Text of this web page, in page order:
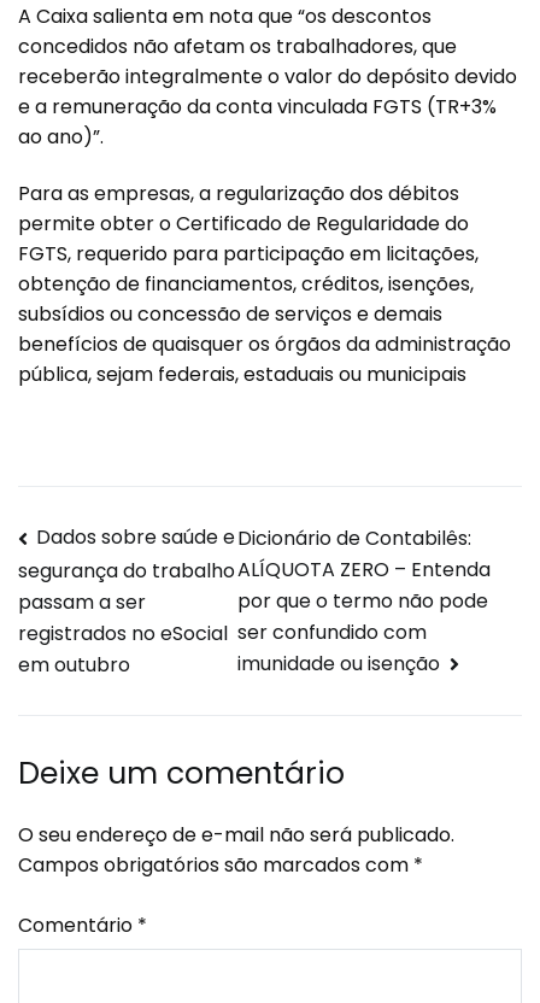
A Caixa salienta em nota que “os descontos
concedidos não afetam os trabalhadores, que
receberão integralmente o valor do depósito devido
e a remuneração da conta vinculada FGTS (TR+3%
ao ano)”.
Para as empresas, a regularização dos débitos
permite obter o Certificado de Regularidade do
FGTS, requerido para participação em licitações,
obtenção de financiamentos, créditos, isenções,
subsídios ou concessão de serviços e demais
benefícios de quaisquer os órgãos da administração
pública, sejam federais, estaduais ou municipais
Dados sobre saúde e
segurança do trabalho
passam a ser
registrados no eSocial
em outubro
Dicionário de Contabilês:
ALÍQUOTA ZERO – Entenda
por que o termo não pode
ser confundido com
imunidade ou isenção
Deixe um comentário
O seu endereço de e-mail não será publicado.
Campos obrigatórios são marcados com *
Comentário *